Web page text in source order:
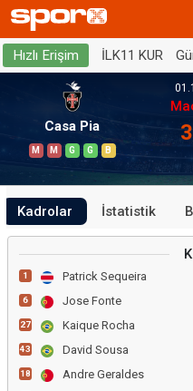
Hızlı Erişim İLK11 KUR
Casa Pia
M M G G B
Kadrolar İstatistik
1 Patrick Sequeira
6 Jose Fonte
27 Kaique Rocha
43 David Sousa
18 Andre Geraldes